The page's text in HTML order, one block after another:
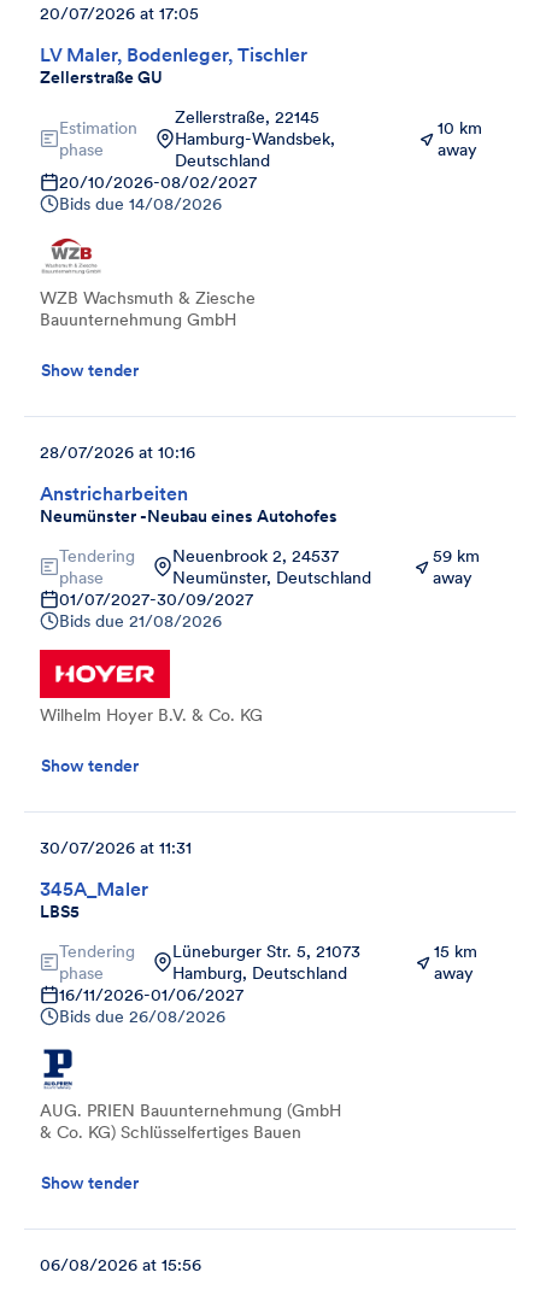
LV Maler, Bodenleger, Tischler
Zellerstraße GU
20/07/2026 at 17:05
Estimation
phase
Zellerstraße, 22145
Hamburg-Wandsbek,
Deutschland
10 km
away
20/10/2026-08/02/2027
Bids due 14/08/2026
WZB Wachsmuth & Ziesche
Bauunternehmung GmbH
Show tender
Anstricharbeiten
Neumünster -Neubau eines Autohofes
28/07/2026 at 10:16
Tendering
phase
Neuenbrook 2, 24537
Neumünster, Deutschland
59 km
away
01/07/2027-30/09/2027
Bids due 21/08/2026
Wilhelm Hoyer B.V. & Co. KG
Show tender
345A_Maler
LBS5
30/07/2026 at 11:31
Tendering
phase
Lüneburger Str. 5, 21073
Hamburg, Deutschland
15 km
away
16/11/2026-01/06/2027
Bids due 26/08/2026
AUG. PRIEN Bauunternehmung (GmbH
& Co. KG) Schlüsselfertiges Bauen
Show tender
06/08/2026 at 15:56